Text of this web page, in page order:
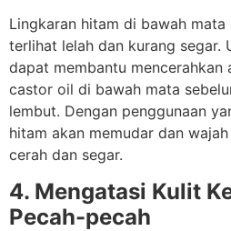
Lingkaran hitam di bawah
terlihat lelah dan kurang segar.
dapat membantu mencerahkan
castor oil di bawah mata
lembut. Dengan penggunaan
hitam akan memudar dan
cerah dan segar.
4. Mengatasi Kulit
Pecah-pecah